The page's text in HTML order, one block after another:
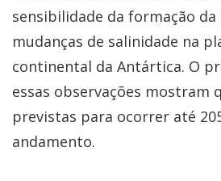
sensibilidade da formação da
mudanças de salinidade na
continental da Antártica. O
essas observações mostram
previstas para ocorrer até
andamento.